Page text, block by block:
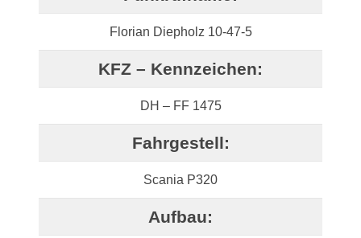
Florian Diepholz 10-47-5
KFZ – Kennzeichen:
DH – FF 1475
Fahrgestell:
Scania P320
Aufbau: